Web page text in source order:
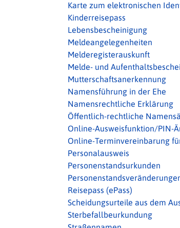
Karte zum elektronischen
Kinderreisepass
Lebensbescheinigung
Meldeangelegenheiten
Melderegisterauskunft
Melde- und
Mutterschaftsanerkennung
Namensführung in der Ehe
Namensrechtliche Erklärung
Öffentlich-rechtliche
Online-Ausweisfunktion/PIN-
Online-Terminvereinbarung
Personalausweis
Personenstandsurkunden
Reisepass (ePass)
Scheidungsurteile aus dem
Sterbefallbeurkundung